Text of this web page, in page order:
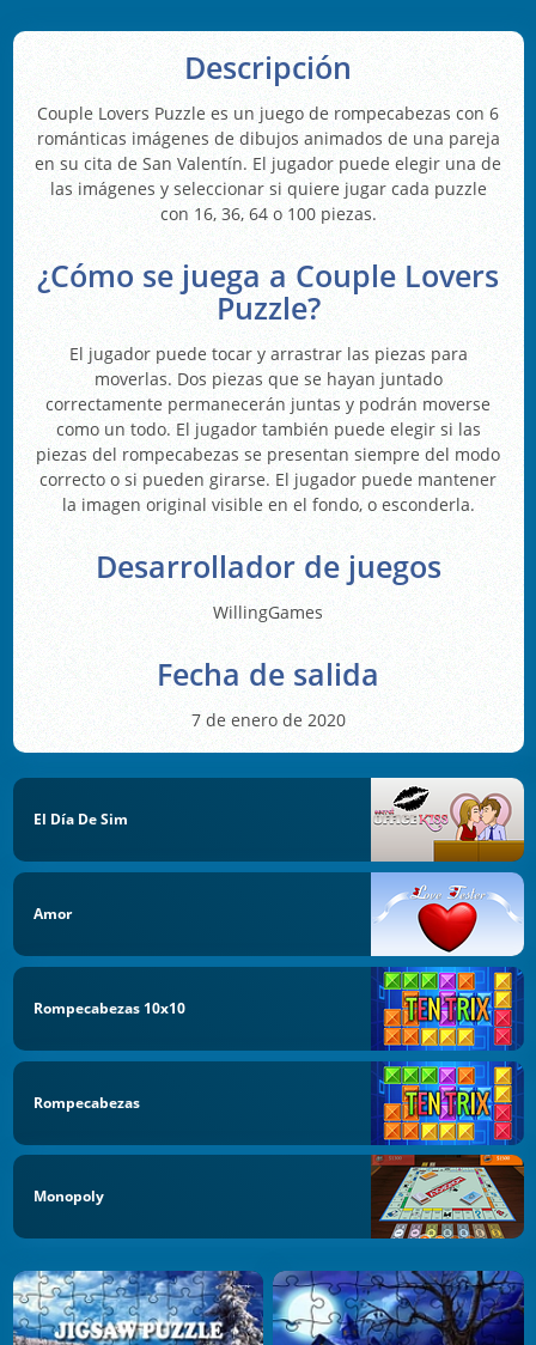
Descripción
Couple Lovers Puzzle es un juego de rompecabezas con 6
románticas imágenes de dibujos animados de una pareja
en su cita de San Valentín. El jugador puede elegir una de
las imágenes y seleccionar si quiere jugar cada puzzle
con 16, 36, 64 o 100 piezas.
¿Cómo se juega a Couple Lovers
Puzzle?
El jugador puede tocar y arrastrar las piezas para
moverlas. Dos piezas que se hayan juntado
correctamente permanecerán juntas y podrán moverse
como un todo. El jugador también puede elegir si las
piezas del rompecabezas se presentan siempre del modo
correcto o si pueden girarse. El jugador puede mantener
la imagen original visible en el fondo, o esconderla.
Desarrollador de juegos
WillingGames
Fecha de salida
7 de enero de 2020
El Día De Sim
Amor
Rompecabezas 10x10
Rompecabezas
Monopoly